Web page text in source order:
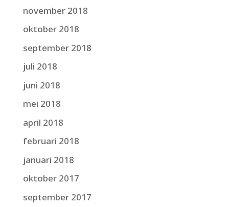
november 2018
oktober 2018
september 2018
juli 2018
juni 2018
mei 2018
april 2018
februari 2018
januari 2018
oktober 2017
september 2017